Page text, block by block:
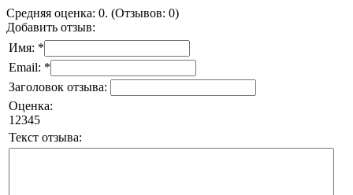
Средняя оценка: 0. (Отзывов: 0)
Добавить отзыв:
Имя: *
Email: *
Заголовок отзыва:
Оценка:
1 2345
Текст отзыва: